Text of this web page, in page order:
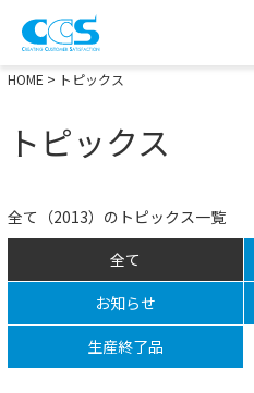
画像処理用の製品検索
HOME > トピックス
トピックス
全て（2013）のトピックス一覧
全て
お知らせ
生産終了品